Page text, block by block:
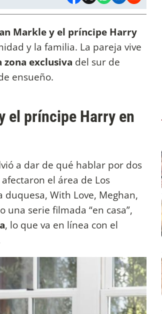
Markle y el príncipe Harry
y la familia. La pareja vive
exclusiva del sur de
ensueño.
el príncipe Harry en
a dar de qué hablar por dos
el área de Los
With Love, Meghan,
serie filmada “en casa”,
, lo que va en línea con el